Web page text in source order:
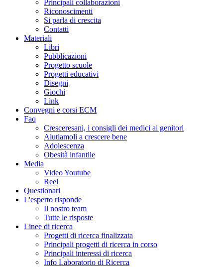
Principali collaborazioni
Riconoscimenti
Si parla di crescita
Contatti
Materiali
Libri
Pubblicazioni
Progetto scuole
Progetti educativi
Disegni
Giochi
Link
Convegni e corsi ECM
Faq
Cresceresani, i consigli dei medici ai genitori
Aiutiamoli a crescere bene
Adolescenza
Obesità infantile
Media
Video Youtube
Reel
Questionari
L'esperto risponde
Il nostro team
Tutte le risposte
Linee di ricerca
Progetti di ricerca finalizzata
Principali progetti di ricerca in corso
Principali interessi di ricerca
Info Laboratorio di Ricerca